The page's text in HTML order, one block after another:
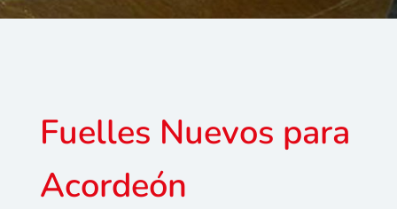
Fuelles Nuevos para
Acordeón